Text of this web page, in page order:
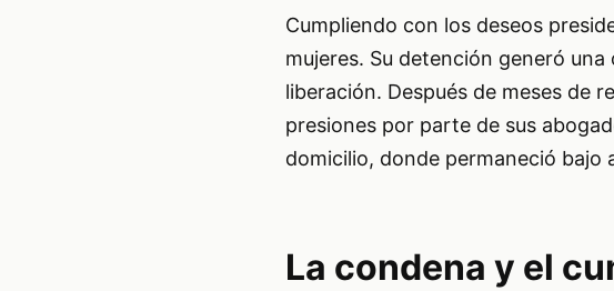
Cumpliendo con los deseos
mujeres. Su detención generó
liberación. Después de meses de
presiones por parte de sus
domicilio, donde permaneció bajo
La condena y el